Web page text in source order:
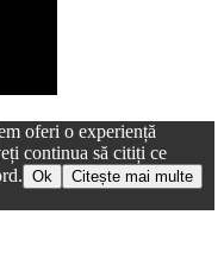
oferi o experiență
continua să citiți ce
Ok Citește mai multe